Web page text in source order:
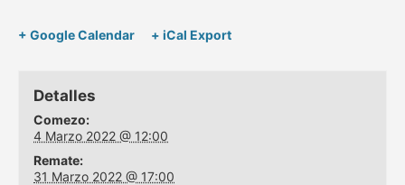
+ Google Calendar + iCal Export
Detalles
Comezo:
4 Marzo 2022 @ 12:00
Remate:
31 Marzo 2022 @ 17:00